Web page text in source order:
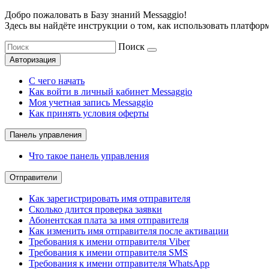
Добро пожаловать в Базу знаний Messaggio!
Здесь вы найдёте инструкции о том, как использовать
Поиск
Авторизация
С чего начать
Как войти в личный кабинет Messaggio
Моя учетная запись Messaggio
Как принять условия оферты
Панель управления
Что такое панель управления
Отправители
Как зарегистрировать имя отправителя
Сколько длится проверка заявки
Абонентская плата за имя отправителя
Как изменить имя отправителя после активации
Требования к имени отправителя Viber
Требования к имени отправителя SMS
Требования к имени отправителя WhatsApp